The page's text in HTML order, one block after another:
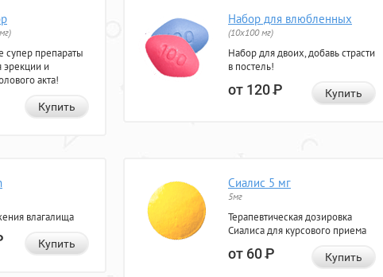
супер препараты
эрекции и
акта!
Купить
Набор для влюбленных
(10х100 мг)
Набор для двоих, добавь страсти
в постель!
от 120Р Купить
влагалища
Купить
Сиалис 5 мг
5мг
Терапевтическая дозировка
Сиалиса для курсового приема
от 60Р Купить